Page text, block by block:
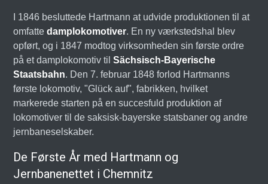
I 1846 besluttede Hartmann at udvide produktionen til at
omfattedamplokomotiver. En ny værkstedshal blev
opført, og i 1847 modtog virksomheden sin første ordre
på et damplokomotiv tilSächsisch-Bayerische
Staatsbahn. Den 7. februar 1848 forlod Hartmanns
første lokomotiv, "Glück auf", fabrikken, hvilket
markerede starten på en succesfuld produktion af
lokomotiver til de saksisk-bayerske statsbaner og andre
jernbaneselskaber.
De Første År med Hartmann og
Jernbanenettet i Chemnitz